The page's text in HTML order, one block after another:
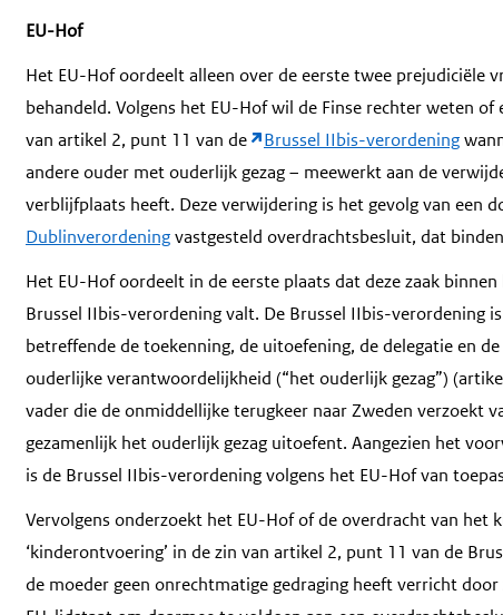
EU-Hof
Het EU-Hof oordeelt alleen over de eerste twee prejudiciële
behandeld. Volgens het EU-Hof wil de Finse rechter weten
van artikel 2, punt 11 van de
Brussel IIbis-verordening
andere ouder met ouderlijk gezag – meewerkt aan de
verblijfplaats heeft. Deze verwijdering is het gevolg van een
Dublinverordeningvastgesteld overdrachtsbesluit, dat
Het EU-Hof oordeelt in de eerste plaats dat deze zaak
Brussel IIbis-verordening valt. De Brussel IIbis-verordening
betreffende de toekenning, de uitoefening, de delegatie en
ouderlijke verantwoordelijkheid (“het ouderlijk gezag”)
vader die de onmiddellijke terugkeer naar Zweden verzoekt
gezamenlijk het ouderlijk gezag uitoefent. Aangezien het
is de Brussel IIbis-verordening volgens het EU-Hof van
Vervolgens onderzoekt het EU-Hof of de overdracht van het
‘kinderontvoering’ in de zin van artikel 2, punt 11 van de
de moeder geen onrechtmatige gedraging heeft verricht